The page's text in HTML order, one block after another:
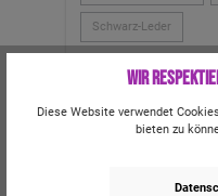
Schwarz-Leder
UVP:
Wir
Diese Website verwendet
bieten zu